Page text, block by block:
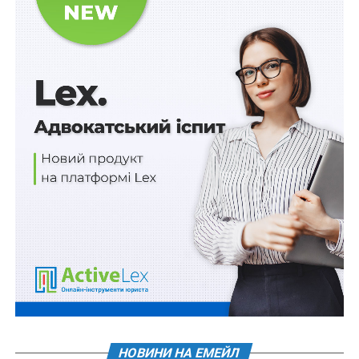
Підпункт 9-2 регулює питання повернення
виконавчих документів до органу державної
виконавчої служби, а підпункт 9-3 встановлює, що у
разі повернення виконавчого документа орган
Казначейства робить відмітку на такому документі
про його повернення.
Пункт 11 доповнено новим абзацом про те, що на час
відкладення безспірного списання коштів перебіг
строку виконання рішення про стягнення коштів
У пункті 26 з’явився абзац:
«Орган Казначейства здійснює безспірне списання
коштів, що обліковуються на рахунку бюджетної
обслуговування боржника, у межах відповідних
НОВИНИ НА ЕМЕЙЛ